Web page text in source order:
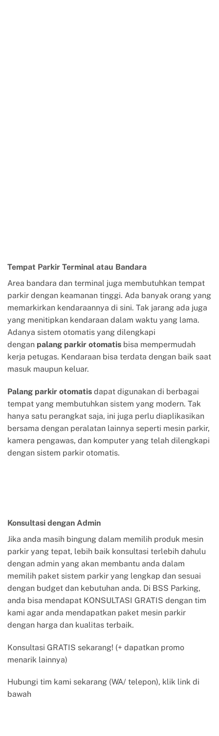
Tempat Parkir Terminal atau Bandara
Area bandara dan terminal juga membutuhkan tempat
parkir dengan keamanan tinggi. Ada banyak orang yang
memarkirkan kendaraannya di sini. Tak jarang ada juga
yang menitipkan kendaraan dalam waktu yang lama.
Adanya sistem otomatis yang dilengkapi
dengan palang parkir otomatis bisa mempermudah
kerja petugas. Kendaraan bisa terdata dengan baik saat
masuk maupun keluar.
Palang parkir otomatis dapat digunakan di berbagai
tempat yang membutuhkan sistem yang modern. Tak
hanya satu perangkat saja, ini juga perlu diaplikasikan
bersama dengan peralatan lainnya seperti mesin parkir,
kamera pengawas, dan komputer yang telah dilengkapi
dengan sistem parkir otomatis.
Konsultasi dengan Admin
Jika anda masih bingung dalam memilih produk mesin
parkir yang tepat, lebih baik konsultasi terlebih dahulu
dengan admin yang akan membantu anda dalam
memilih paket sistem parkir yang lengkap dan sesuai
dengan budget dan kebutuhan anda. Di BSS Parking,
anda bisa mendapat KONSULTASI GRATIS dengan tim
kami agar anda mendapatkan paket mesin parkir
dengan harga dan kualitas terbaik.
Konsultasi GRATIS sekarang! (+ dapatkan promo
menarik lainnya)
Hubungi tim kami sekarang (WA/ telepon), klik link di
bawah